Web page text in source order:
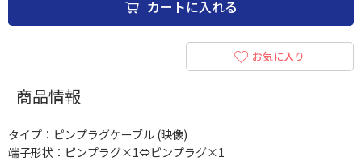
カートに入れる
お気に入り
商品情報
タイプ：ピンプラグケーブル (映像)
端子形状：ピンプラグ×1⇔ピンプラグ×1